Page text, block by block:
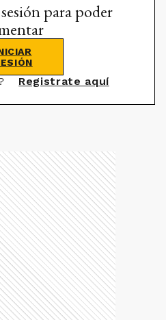
para poder
Registrate aquí